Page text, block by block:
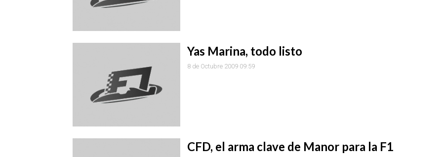
Yas Marina, todo listo
8 de Octubre 2009 09:59
CFD, el arma clave de Manor para la F1